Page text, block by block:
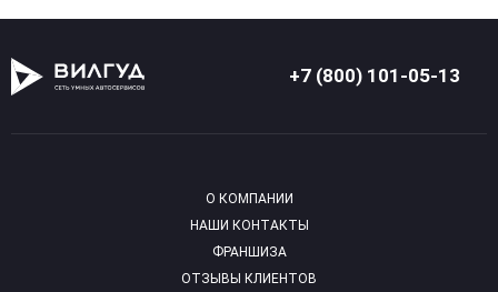
+7 (800) 101-05-13
О КОМПАНИИ
НАШИ КОНТАКТЫ
ФРАНШИЗА
ОТЗЫВЫ КЛИЕНТОВ